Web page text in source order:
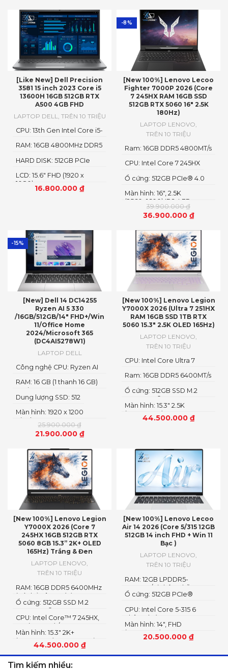
[Like New] Dell Precision
3581 15 inch 2023 Core i5
13600H 16GB 512GB RTX
A500 4GB FHD
LAPTOP DELL
TRÊN 10 TRIỆU
16.800.000 ₫
LCD: 15.6" FHD (1920 x
1080)
HARD DISK: 512GB PCIe
RAM: 16GB 4800MHz DDR5
CPU: 13th Gen Intel Core i5-
-8%
[New 100%] Lenovo Lecoo
Fighter 7000P 2026 (Core
7 245HX RAM 16GB SSD
512GB RTX 5060 16″ 2.5K
180Hz)
LAPTOP LENOVO
TRÊN 10 TRIỆU
39.900.000₫
36.900.000 ₫
Màn hình: 16″, 2.5K
(2560x1600) IPS, LED
Ổ cứng: 512GB PCIe® 4.0
CPU: Intel Core 7 245HX
Ram: 16GB DDR5 4800MT/s
-15%
[New] Dell 14 DC14255
Ryzen AI 5 330
/16GB/512GB/14″ FHD+/Win
11/Office Home
2024/Microsoft 365
(DC4AI5278W1)
LAPTOP DELL
25.900.000₫
21.900.000 ₫
Màn hình: 1920 x 1200
Pixels
Dung lượng SSD: 512
RAM: 16 GB (1 thanh 16 GB)
Loại RAM: DDR5
Công nghệ CPU: Ryzen AI
[New 100%] Lenovo Legion
Y7000X 2026 (Ultra 7 251HX
RAM 16GB SSD 1TB RTX
5060 15.3″ 2.5K OLED 165Hz)
LAPTOP LENOVO
TRÊN 10 TRIỆU
44.500.000 ₫
Màn hình: 15.3" 2.5K
(2560x1600) OLED
Ổ cứng: 512GB SSD M.2
2242 PCIe® 4.0×4 NVMe
Ram: 16GB DDR5 6400MT/s
CPU: Intel Core Ultra 7
[New 100%] Lenovo Legion
Y7000X 2026 (Core 7
245HX 16GB 512GB RTX
5060 8GB 15.3” 2K+ OLED
165Hz) Trắng & Đen
LAPTOP LENOVO,
TRÊN 10 TRIỆU
44.500.000 ₫
Màn hình: 15.3″ 2K+
(2560×1600) OLED 1100nits
(peak) / 500nits (typical)
Glossy, 100% DCI-P3, 165Hz,
G-SYNC®, DisplayHDR™
CPU: Intel Core™ 7 245HX,
14C (6P + 8E) / 14T
Ổ cứng: 512GB SSD M.2
2242 PCIe® 4.0×4 NVMe
RAM: 16GB DDR5 6400MHz
(có thể nâng cấp)
[New 100%] Lenovo Lecoo
Air 14 2026 (Core 5/315 12GB
512GB 14 inch FHD + Win 11
Bạc )
LAPTOP LENOVO,
TRÊN 10 TRIỆU
20.500.000 ₫
Màn hình: 14″, FHD
(1920x1200) IPS, 16:10
CPU: Intel Core 5-315 6
nhân 6 luồng
Ổ cứng: 512GB PCIe®
RAM: 12GB LPDDR5-
5600MT/s (Không hỗ trợ
nâng cấp)
Tìm kiếm nhiều: